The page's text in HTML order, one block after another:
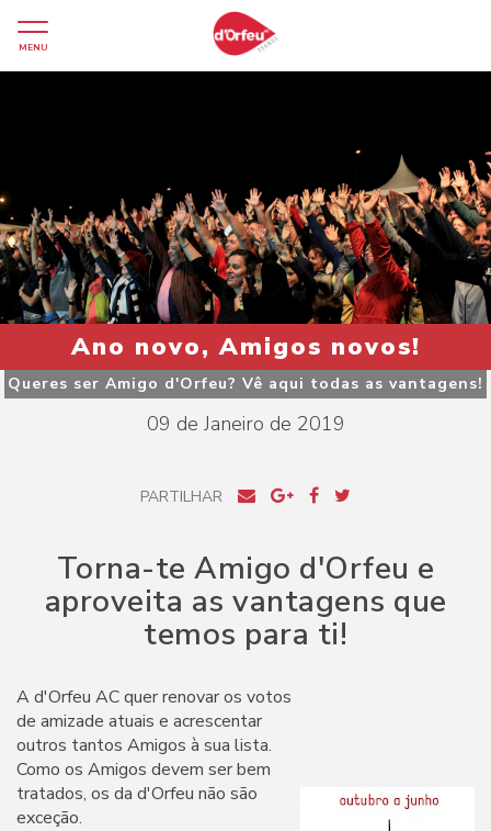
MENU
Ano novo, Amigos novos!
Queres ser Amigo d'Orfeu? Vê aqui todas as vantagens!
09 de Janeiro de 2019
PARTILHAR
Torna-te Amigo d'Orfeu e
aproveita as vantagens que
temos para ti!
A d'Orfeu AC quer renovar os votos
de amizade atuais e acrescentar
outros tantos Amigos à sua lista.
Como os Amigos devem ser bem
tratados, os da d'Orfeu não são
exceção.